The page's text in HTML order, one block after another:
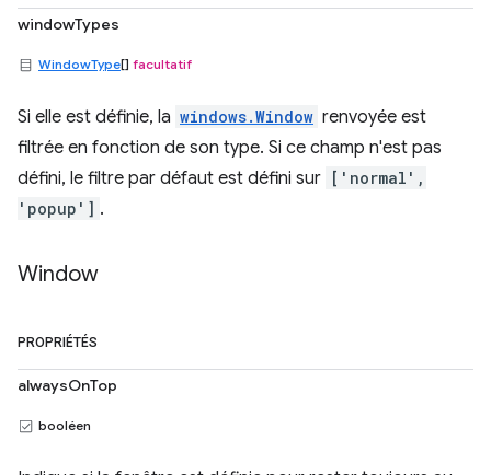
windowTypes
WindowType[] facultatif
Si elle est définie, la windows.Window renvoyée est
filtrée en fonction de son type. Si ce champ n'est pas
défini, le filtre par défaut est défini sur ['normal',
'popup'] .
Window
PROPRIÉTÉS
alwaysOnTop
booléen